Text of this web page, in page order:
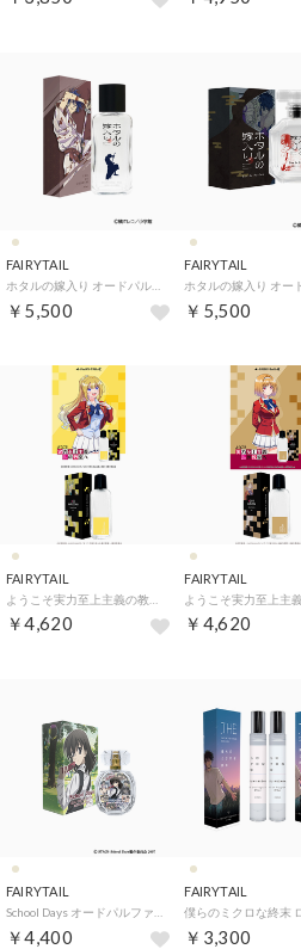
FAIRYTAIL
￥5,500
FAIRYTAIL
￥5,500
FAIRYTAIL
￥4,620
FAIRYTAIL
￥4,620
FAIRYTAIL
￥4,400
FAIRYTAIL
￥3,300